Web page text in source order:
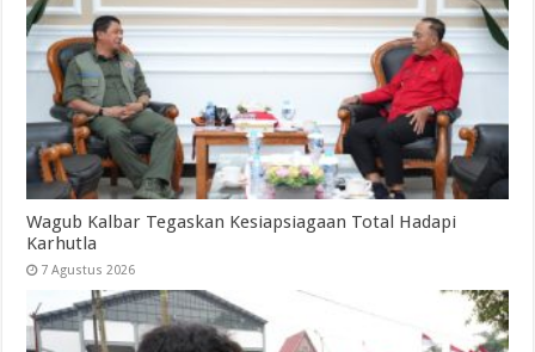
Wagub Kalbar Tegaskan Kesiapsiagaan Total Hadapi
Karhutla
7 Agustus 2026